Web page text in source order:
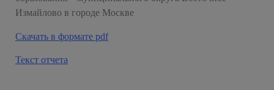
Измайлово в городе Москве
Скачать в формате pdf
Текст отчета